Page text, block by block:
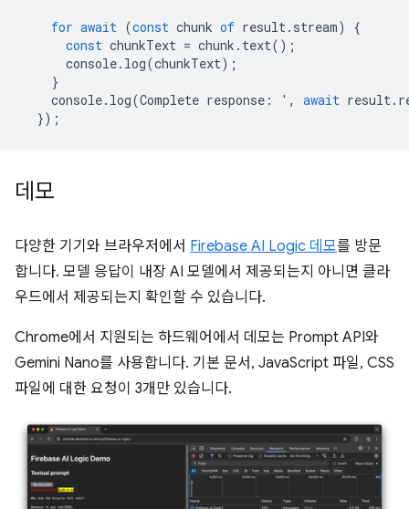
for await (const chunk of result. stream)
{
const chunkText = chunk . text();
console. log(chunkText);
}
console. log(Complete response : ' , await result.
});
데모
다양한 기기와 브라우저에서 Firebase AI Logic 데모를 방문
합니다. 모델 응답이 내장 AI 모델에서 제공되는지 아니면 클라
우드에서 제공되는지 확인할 수 있습니다.
Chrome에서 지원되는 하드웨어에서 데모는 Prompt API와
Gemini Nano를 사용합니다. 기본 문서, JavaScript 파일, CSS
파일에 대한 요청이 3개만 있습니다.